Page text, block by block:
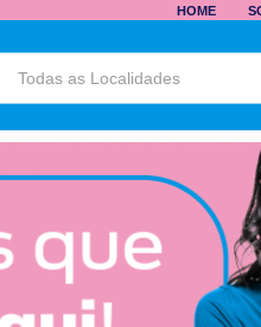
HOME